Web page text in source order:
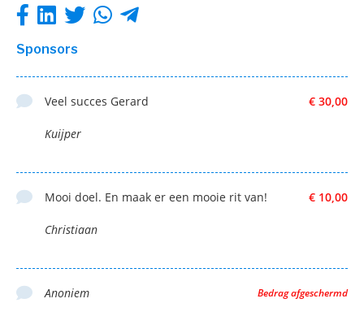
Sponsors
€ 30,00
Veel succes Gerard
Kuijper
€ 10,00
Mooi doel. En maak er een mooie rit van!
Christiaan
Bedrag afgeschermd
Anoniem